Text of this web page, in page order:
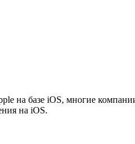
на базе iOS, многие
на iOS.